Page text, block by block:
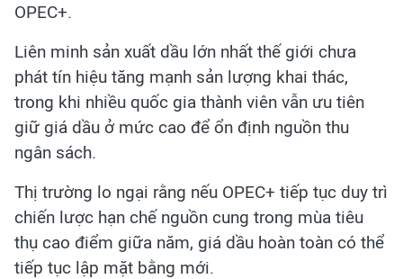
OPEC+.
Liên minh sản xuất dầu lớn nhất thế giới chưa
phát tín hiệu tăng mạnh sản lượng khai thác,
trong khi nhiều quốc gia thành viên vẫn ưu tiên
giữ giá dầu ở mức cao để ổn định nguồn thu
ngân sách.
Thị trường lo ngại rằng nếu OPEC+ tiếp tục duy trì
chiến lược hạn chế nguồn cung trong mùa tiêu
thụ cao điểm giữa năm, giá dầu hoàn toàn có thể
tiếp tục lập mặt bằng mới.